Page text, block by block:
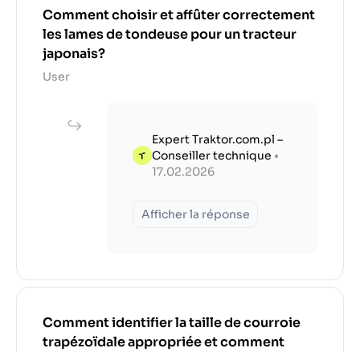
Comment choisir et affûter correctement
les lames de tondeuse pour un tracteur
japonais?
User
Expert Traktor.com.pl –
Conseiller technique •
17.02.2026
Afficher la réponse
Comment identifier la taille de courroie
trapézoïdale appropriée et comment